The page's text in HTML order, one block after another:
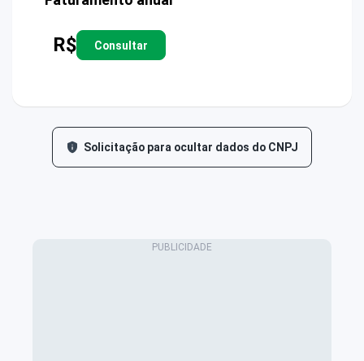
R$ Consultar
Solicitação para ocultar dados do CNPJ